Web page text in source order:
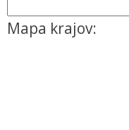
Mapa krajov: